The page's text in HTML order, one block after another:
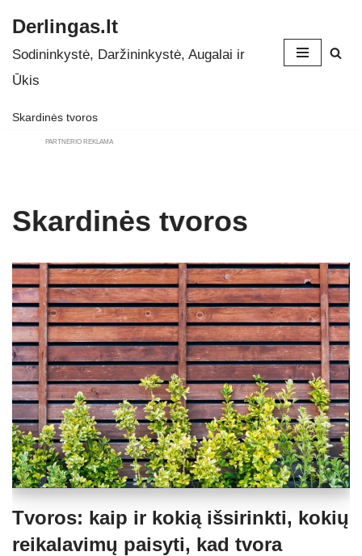
Skip
to
Derlingas.lt
Sodininkystė, Daržininkystė, Augalai ir
Ūkis
Skardinės tvoros
PARTNERIO REKLAMA
Skardinės tvoros
Tvoros: kaip ir kokią išsirinkti, kokių
reikalavimų paisyti, kad tvora